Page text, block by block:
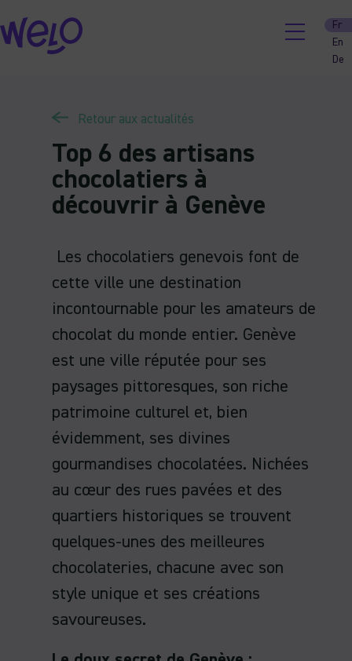
Skip
to
content
Fr
En
De
Retour aux actualités
Top 6 des artisans
chocolatiers à
découvrir à Genève
Les chocolatiers genevois font de
cette ville une destination
incontournable pour les amateurs de
chocolat du monde entier. Genève
est une ville réputée pour ses
paysages pittoresques, son riche
patrimoine culturel et, bien
évidemment, ses divines
gourmandises chocolatées. Nichées
au cœur des rues pavées et des
quartiers historiques se trouvent
quelques-unes des meilleures
chocolateries, chacune avec son
style unique et ses créations
savoureuses.